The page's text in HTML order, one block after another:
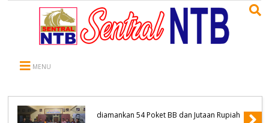
MENU
diamankan 54 Poket BB dan Jutaan Rupiah